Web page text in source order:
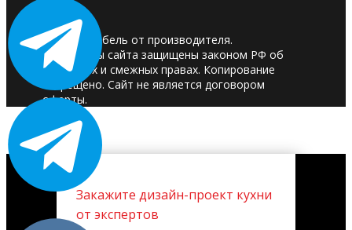
© 2025. Мебель от производителя.
Материалы сайта защищены законом РФ об
авторских и смежных правах. Копирование
запрещено. Сайт не является договором
оферты.
Закажите дизайн-проект кухни
от экспертов